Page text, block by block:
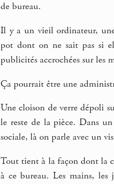
de bureau.
Il y a un vieil ordinateur, une
pot dont on ne sait pas si
publicités accrochées sur les
Ça pourrait être une
Une cloison de verre dépoli
le reste de la pièce. Dans
sociale, là on parle avec un
Tout tient à la façon dont la
à ce bureau. Les mains, les